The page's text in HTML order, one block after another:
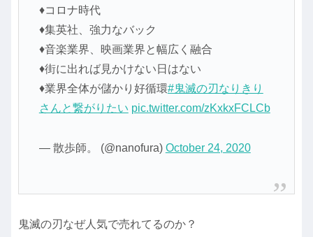
♦コロナ時代
♦集英社、強力なバック
♦音楽業界、映画業界と幅広く融合
♦街に出れば見かけない日はない
♦業界全体が儲かり好循環#鬼滅の刃なりきり
さんと繋がりたい pic.twitter.com/zKxkxFCLCb
— 散歩師。 (@nanofura) October 24, 2020
鬼滅の刃なぜ人気で売れてるのか？